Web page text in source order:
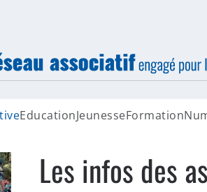
EducationJeunesseFormation
Les infos des